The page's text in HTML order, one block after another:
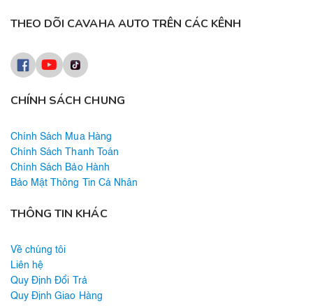
CHÍNH SÁCH CHUNG
Chính Sách Mua Hàng
Chính Sách Thanh Toán
Chính Sách Bảo Hành
Bảo Mật Thông Tin Cá Nhân
THÔNG TIN KHÁC
Về chúng tôi
Liên hệ
Quy Định Đổi Trả
Quy Định Giao Hàng
THEO DÕI CAVAHA AUTO TRÊN CÁC KÊNH